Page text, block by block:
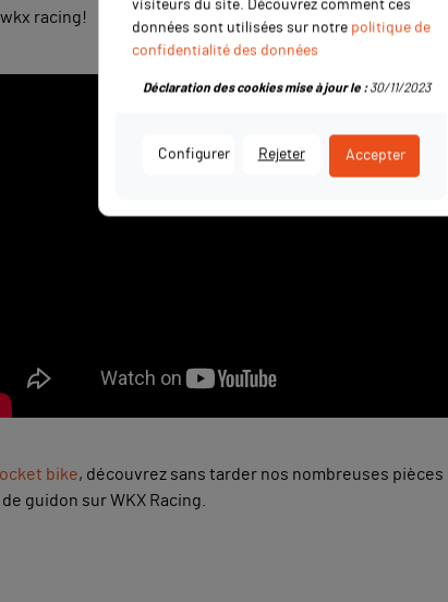
racing!
bike, découvrez sans tarder nos nombreuses
guidon sur WKX Racing.
visiteurs du site. Découvrez comment ces
données sont utilisées sur notre politique de
confidentialité des données
Configurer Rejeter Accepter
Déclaration des cookies mise à jour le :30/11/2023